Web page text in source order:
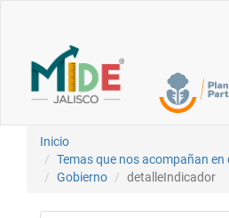
Inicio
Temas que nos acompañan
Gobierno
detalleIndicador